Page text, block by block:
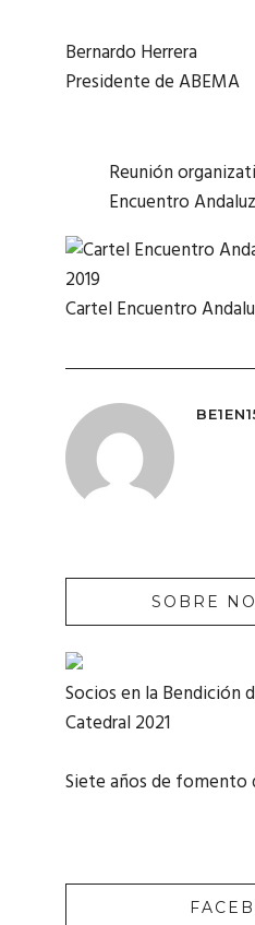
Bernardo Herrera
Presidente de ABEMA
Reunión
Encuentro
Cartel Encuentro
SOBRE
Socios en la Bendición
Catedral 2021
Siete años de fomento